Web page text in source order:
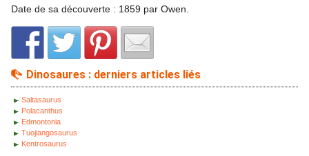
Date de sa découverte : 1859 par Owen.
Dinosaures : derniers articles liés
Saltasaurus
Polacanthus
Edmontonia
Tuojiangosaurus
Kentrosaurus